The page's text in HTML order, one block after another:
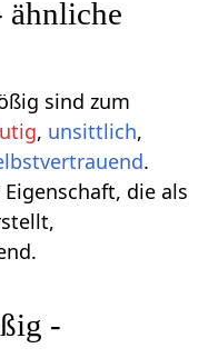
ähnliche
sind zum
, unsittlich,
.
die als
-